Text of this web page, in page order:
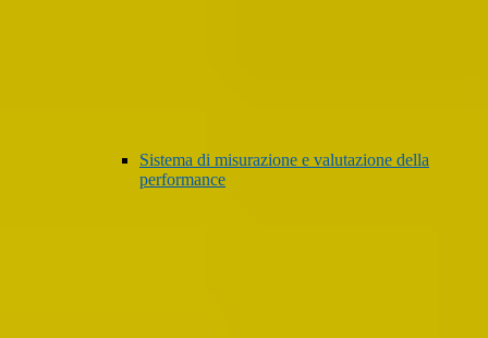
Sistema di misurazione e valutazione della
performance